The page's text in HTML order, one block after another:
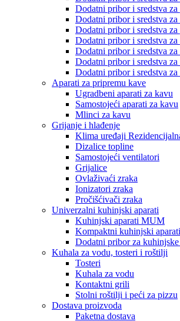
Dodatni pribor i sredstva
Dodatni pribor i sredstva
Dodatni pribor i sredstva za
Dodatni pribor i sredstva
Dodatni pribor i sredstva
Dodatni pribor i sredstva za
Dodatni pribor i sredstva
Aparati za pripremu kave
Ugradbeni aparati za kavu
Samostojeći aparati za kavu
Mlinci za kavu
Grijanje i hlađenje
Klima uređaji
Dizalice topline
Samostojeći ventilatori
Grijalice
Ovlaživaći zraka
Ionizatori zraka
Pročišćivači zraka
Univerzalni kuhinjski aparati
Kuhinjski aparati MUM
Kompaktni kuhinjski aparati
Dodatni pribor za kuhinjske
Kuhala za vodu, tosteri i roštilji
Tosteri
Kuhala za vodu
Kontaktni grili
Stolni roštilji i peći za pizzu
Dostava proizvoda
Paketna dostava